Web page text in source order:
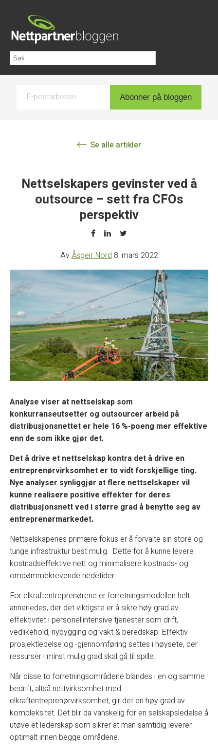
E-postadresse Abonner på bloggen
Se alle artikler
Nettselskapers gevinster ved å
outsource – sett fra CFOs
perspektiv
AvÅsgeir Nord 8. mars 2022
Analyse viser at nettselskap som
konkurranseutsetter og outsourcer arbeid på
distribusjonsnettet er hele 16 %-poeng mer effektive
enn de som ikke gjør det.
Det å drive et nettselskap kontra det å drive en
entreprenørvirksomhet er to vidt forskjellige ting.
Nye analyser synliggjør at flere nettselskaper vil
kunne realisere positive effekter for deres
distribusjonsnett ved i større grad å benytte seg av
entreprenørmarkedet.
Nettselskapenes primære fokus er å forvalte sin store og
tunge infrastruktur best mulig. Dette for å kunne levere
kostnadseffektive nett og minimalisere kostnads- og
omdømmekrevende nedetider.
For elkraftentreprenørene er forretningsmodellen helt
annerledes, der det viktigste er å sikre høy grad av
effektivitet i personellintensive tjenester som drift,
vedlikehold, nybygging og vakt & beredskap. Effektiv
prosjektledelse og -gjennomføring settes i høysete, der
ressurser i minst mulig grad skal gå til spille.
Når disse to forretningsområdene blandes i en og samme
bedrift, altså nettvirksomhet med
elkraftentreprenørvirksomhet, gir det en høy grad av
kompleksitet. Det blir da vanskelig for en selskapsledelse å
utøve et lederskap som sikrer at man samtidig leverer
optimalt innen begge områdene.